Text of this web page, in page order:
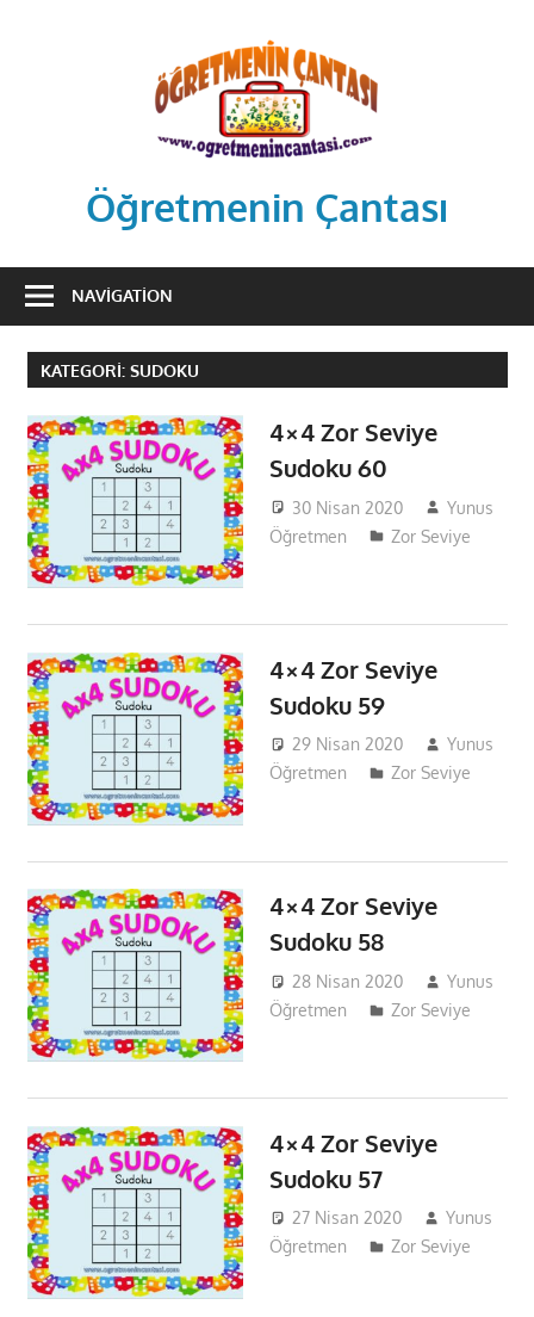
Öğretmenin Çantası
ÇantsındanNAVIGATION
KATEGORI: SUDOKU
4×4 Zor Seviye
Sudoku 60
30 Nisan 2020
Yunus
Öğretmen
Zor Seviye
4×4 Zor Seviye
Sudoku 59
29 Nisan 2020
Yunus
Öğretmen
Zor Seviye
4×4 Zor Seviye
Sudoku 58
28 Nisan 2020
Yunus
Öğretmen
Zor Seviye
4×4 Zor Seviye
Sudoku 57
27 Nisan 2020
Yunus
Öğretmen
Zor Seviye